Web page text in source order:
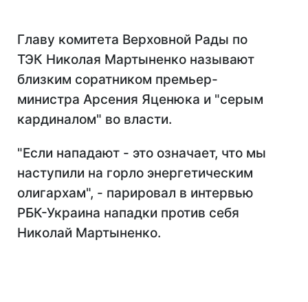
Главу комитета Верховной Рады по
ТЭК Николая Мартыненко называют
близким соратником премьер-
министра Арсения Яценюка и "серым
кардиналом" во власти.
"Если нападают - это означает, что мы
наступили на горло энергетическим
олигархам", - парировал в интервью
РБК-Украина нападки против себя
Николай Мартыненко.